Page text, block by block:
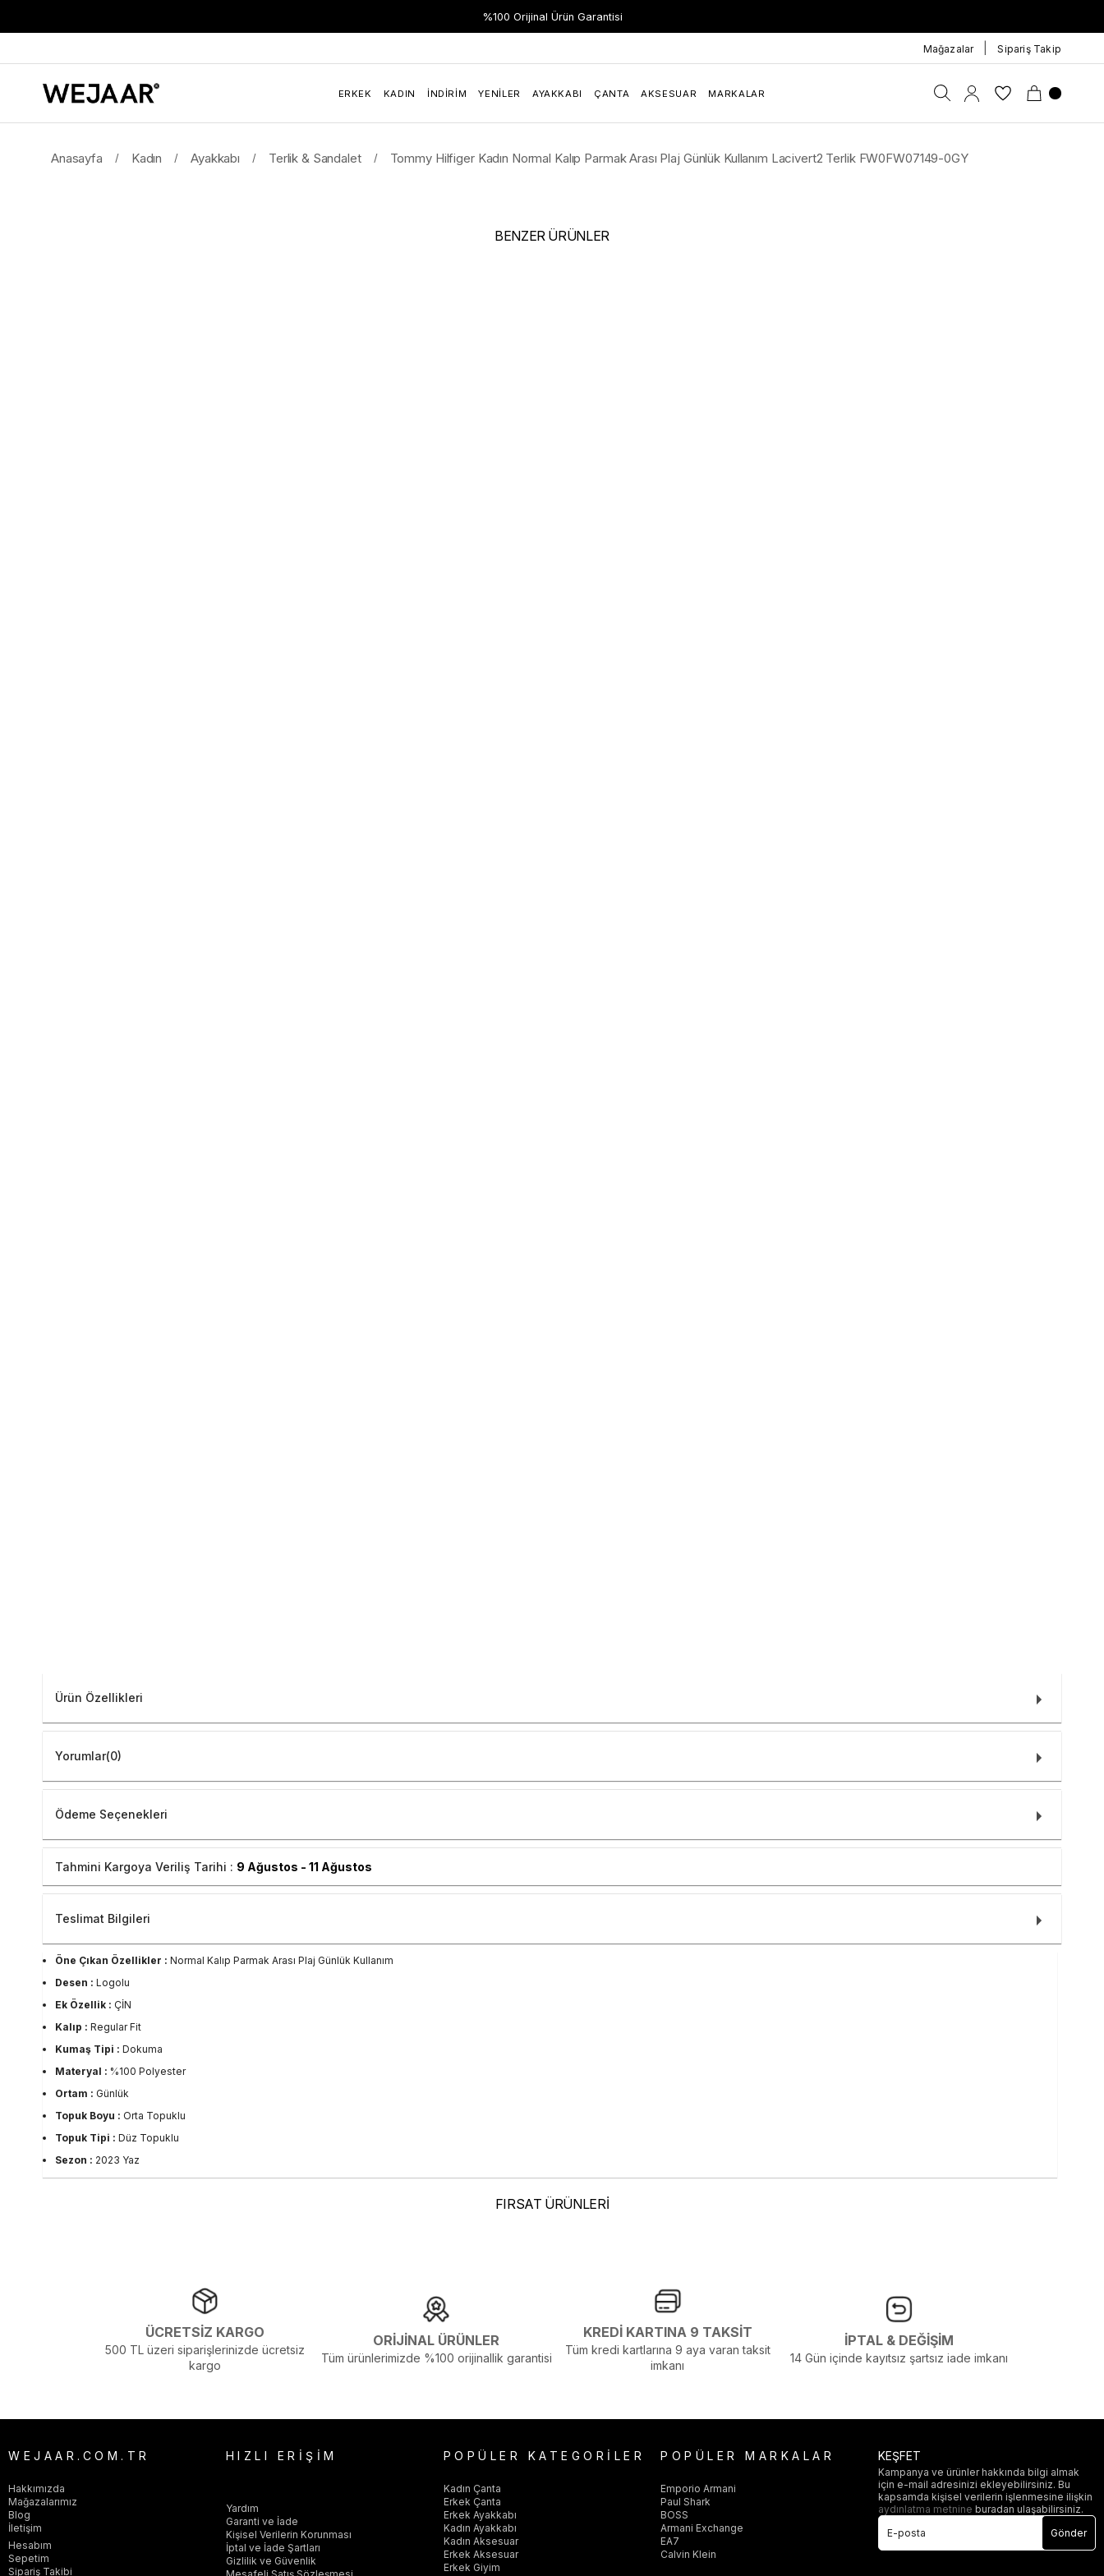
%100 Orijinal Ürün Garantisi
Hızlı Teslimat
Mağazalar Sipariş Takip
ERKEK KADIN İNDIRIM YENILER AYAKKABI ÇANTA AKSESUAR MARKALAR
Anasayfa Kadın Ayakkabı Terlik & Sandalet Tommy Hilfiger Kadın Normal Kalıp Parmak Arası Plaj Günlük Kullanım Lacivert2 Terlik FW0FW07149-0GY
BENZER ÜRÜNLER
Ürün Özellikleri
Yorumlar(0)
Ödeme Seçenekleri
Tahmini Kargoya Veriliş Tarihi : 9 Ağustos - 11 Ağustos
Teslimat Bilgileri
Öne Çıkan Özellikler : Normal Kalıp Parmak Arası Plaj Günlük Kullanım
Desen : Logolu
Ek Özellik : ÇİN
Kalıp : Regular Fit
Kumaş Tipi : Dokuma
Materyal : %100 Polyester
Ortam : Günlük
Topuk Boyu : Orta Topuklu
Topuk Tipi : Düz Topuklu
Sezon : 2023 Yaz
Yaş Grubu :Yetişkin
FIRSAT ÜRÜNLERİ
ÜCRETSİZ KARGO
500 TL üzeri siparişlerinizde ücretsiz
kargo
ORİJİNAL ÜRÜNLER
Tüm ürünlerimizde %100 orijinallik garantisi
KREDİ KARTINA 9 TAKSİT
Tüm kredi kartlarına 9 aya varan taksit
imkanı
İPTAL & DEĞİŞİM
14 Gün içinde kayıtsız şartsız iade imkanı
WEJAAR.COM.TR
Hakkımızda
Mağazalarımız
Blog
İletişim
Hesabım
Sepetim
Sipariş Takibi
HIZLI ERİŞİM
Yardım
Garanti ve İade
Kişisel Verilerin Korunması
İptal ve İade Şartları
Gizlilik ve Güvenlik
POPÜLER KATEGORİLER
Kadın Çanta
Erkek Çanta
Erkek Ayakkabı
Kadın Ayakkabı
Kadın Aksesuar
Erkek Aksesuar
Erkek Giyim
POPÜLER MARKALAR
Emporio Armani
Paul Shark
BOSS
Armani Exchange
EA7
Calvin Klein
KEŞFET
Kampanya ve ürünler hakkında bilgi almak
için e-mail adresinizi ekleyebilirsiniz. Bu
kapsamda kişisel verilerin işlenmesine ilişkin
aydınlatma metnineburadan ulaşabilirsiniz.
Gönder